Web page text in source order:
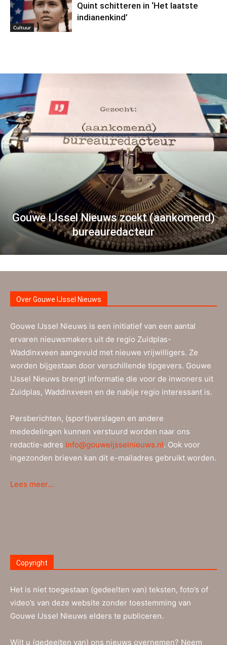
Cultuur
Quint schitteren in ‘Het laatste
indianenkind’
Gouwe IJssel Nieuws zoekt (aankomend)
bureauredacteur
Over Gouwe IJssel Nieuws
Gouwe IJssel Nieuws is een initiatief van een aantal
ervaren nieuwsmakers uit de regio Zuidplas-
Waddinxveen aangevuld met nieuwe vrijwilligers. Ze
worden bijgestaan door verschillende tipgevers. Gouwe
IJssel Nieuws brengt informatie die voor de inwoners uit
Zuidplas, Waddinxveen en de nabije regio interessant is.
Persberichten, (sport)verslagen en andere
mededelingen kunnen verstuurd worden naar ons
redactie-adres info@gouweijsselnieuws.nl. Ook voor
ingezonden brieven kan dit e-mailadres gebruikt worden.
Lees meer…
Copyright
Het is niet toegestaan (gedeelten van) teksten, foto’s of
video’s van deze website zonder toestemming van
Gouwe IJssel Nieuws elders te publiceren.
Wilt u (gedeelten van) ons nieuws overnemen? Neem